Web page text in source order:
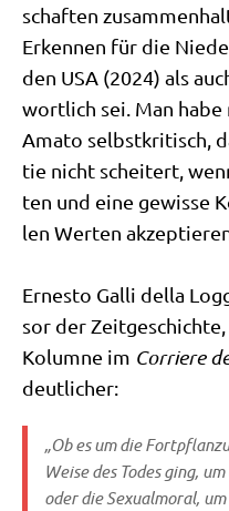
schaf­ten
Erken­nen für die
den USA (2024) als
wort­lich sei. Man
Ama­to selbst­kri­tisch,
tie nicht schei­tert,
ten und eine gewis­se
len Wer­ten
Erne­sto Gal­li del­la
sor der
Kolum­ne im Cor­rie­re
deutlicher:
„Ob es um die
Wei­se des Todes ging,
oder die Sexu­al­mo­ral,